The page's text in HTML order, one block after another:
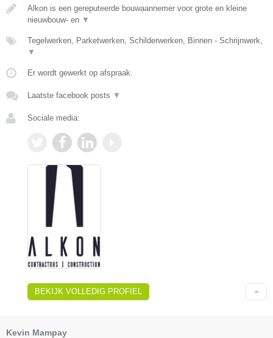
Alkon is een gereputeerde bouwaannemer voor grote en kleine
nieuwbouw- en ▼
Tegelwerken, Parketwerken, Schilderwerken, Binnen - Schrijnwerk,
▼
Er wordt gewerkt op afspraak.
Laatste facebook posts ▼
Sociale media:
BEKIJK VOLLEDIG PROFIEL
Kevin Mampay